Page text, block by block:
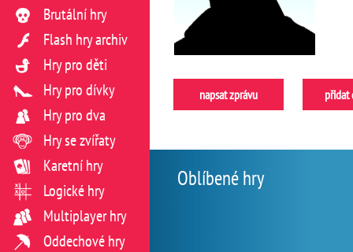
napsat zprávu přidat
Oblíbené hry
Brutální hry
Flash hry archiv
Hry pro děti
Hry pro dívky
Hry pro dva
Hry se zvířaty
Karetní hry
Logické hry
Multiplayer hry
Oddechové hry